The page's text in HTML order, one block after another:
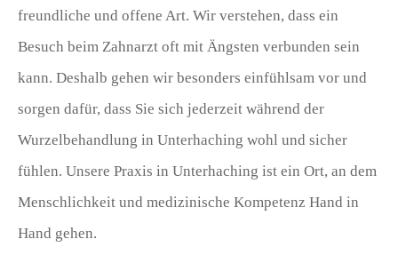
freundliche und offene Art. Wir verstehen, dass ein
Besuch beim Zahnarzt oft mit Ängsten verbunden sein
kann. Deshalb gehen wir besonders einfühlsam vor und
sorgen dafür, dass Sie sich jederzeit während der
Wurzelbehandlung in Unterhaching wohl und sicher
fühlen. Unsere Praxis in Unterhaching ist ein Ort, an dem
Menschlichkeit und medizinische Kompetenz Hand in
Hand gehen.